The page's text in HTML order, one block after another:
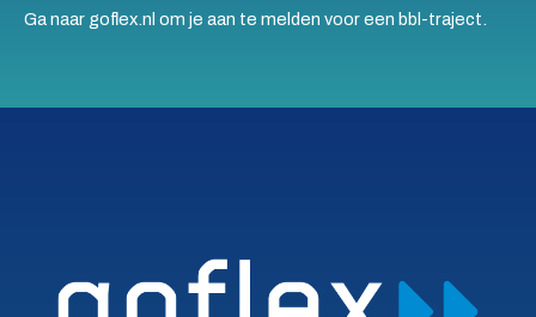
Ga naar goflex.nl om je aan te melden voor een bbl-traject.